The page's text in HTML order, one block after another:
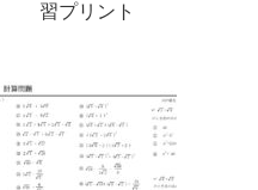
習プリント